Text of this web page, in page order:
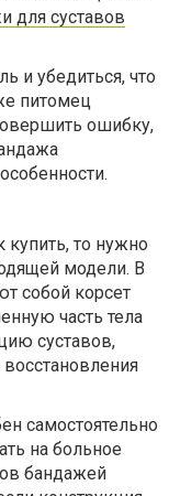
для суставов
и убедиться, что
питомец
ошибку,
то нужно
модели. В
собой корсет
часть тела
суставов,
самостоятельно
на больное
бандажей